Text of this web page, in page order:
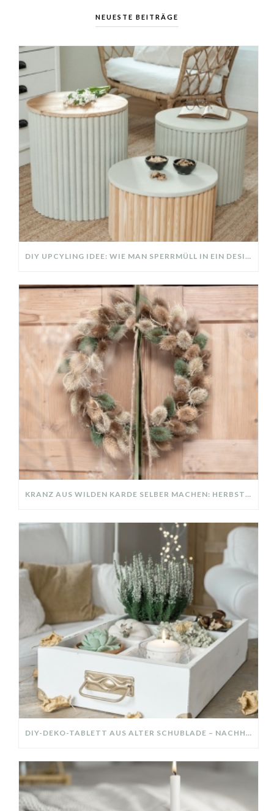
NEUESTE BEITRÄGE
DIY UPCYLING IDEE: WIE MAN SPERRMÜLL IN EIN DESIGNER TEIL VERWANDELT
KRANZ AUS WILDEN KARDE SELBER MACHEN: HERBSTDEKO GANZ EINFACH
DIY-DEKO-TABLETT AUS ALTER SCHUBLADE – NACHHALTIGE HERBSTDEKO SELBER MACHEN!